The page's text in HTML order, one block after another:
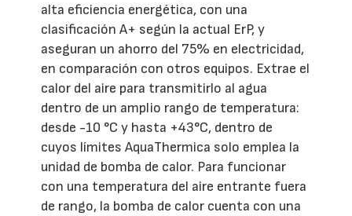
alta eficiencia energética, con una
clasificación A+ según la actual ErP, y
aseguran un ahorro del 75% en electricidad,
en comparación con otros equipos. Extrae el
calor del aire para transmitirlo al agua
dentro de un amplio rango de temperatura:
desde -10 °C y hasta +43°C, dentro de
cuyos límites AquaThermica solo emplea la
unidad de bomba de calor. Para funcionar
con una temperatura del aire entrante fuera
de rango, la bomba de calor cuenta con una